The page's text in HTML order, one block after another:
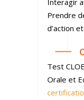
Interagir
Prendre
d’action
Test
Orale et